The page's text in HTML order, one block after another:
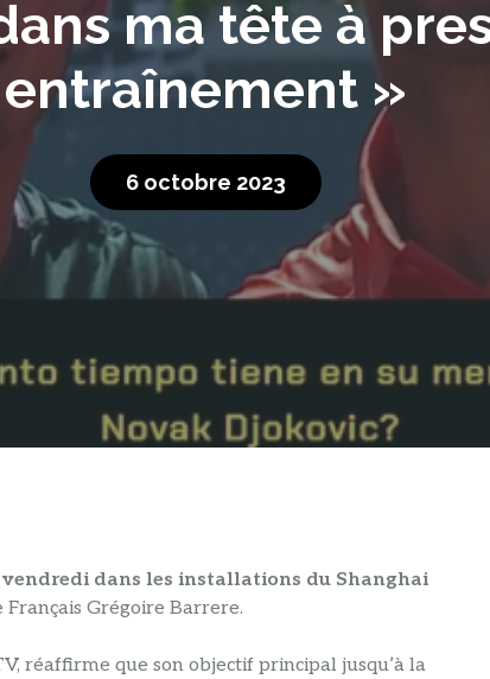
ma tête à
entraînement »
6 octobre 2023
dans les installations du Shanghai
Grégoire Barrere.
réaffirme que son objectif principal jusqu’à la